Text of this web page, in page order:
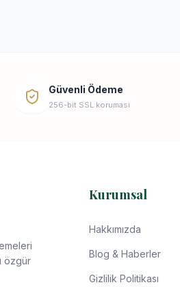
Güvenli Ödeme
256-bit SSL koruması
özgür
Kurumsal
Hakkımızda
Blog & Haberler
Gizlilik Politikası